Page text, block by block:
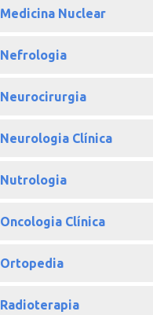
Medicina Nuclear
Nefrologia
Neurocirurgia
Neurologia Clínica
Nutrologia
Oncologia Clínica
Ortopedia
Radioterapia